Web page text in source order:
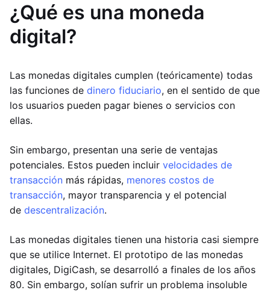
¿Qué es una moneda
digital?
Las monedas digitales cumplen (teóricamente) todas
las funciones de dinero fiduciario, en el sentido de que
los usuarios pueden pagar bienes o servicios con
ellas.
Sin embargo, presentan una serie de ventajas
potenciales. Estos pueden incluir velocidades de
transacción más rápidas, menores costos de
transacción, mayor transparencia y el potencial
de descentralización.
Las monedas digitales tienen una historia casi siempre
que se utilice Internet. El prototipo de las monedas
digitales, DigiCash, se desarrolló a finales de los años
80. Sin embargo, solían sufrir un problema insoluble